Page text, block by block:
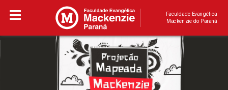
Faculdade Evangélica
Mackenzie do Paraná